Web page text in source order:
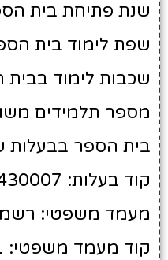
שנת פתיחת בית הספר:
שפת לימוד בית
שכבות לימוד בבית
מספר תלמידים משוער: 211
בית הספר בבעלות
קוד בעלות: 10430007
מעמד משפטי: רשמי
קוד מעמד משפטי: 1